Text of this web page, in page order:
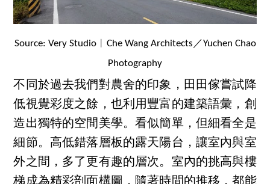
Source: Very Studio︱Che Wang Architects／Yuchen Chao
Photography
不同於過去我們對農舍的印象，田田傢嘗試降
低視覺彩度之餘，也利用豐富的建築語彙，創
造出獨特的空間美學。看似簡單，但細看全是
細節。高低錯落層板的露天陽台，讓室內與室
外之間，多了更有趣的層次。室內的挑高與樓
梯成為精彩剖面構圖，隨著時間的推移，都能